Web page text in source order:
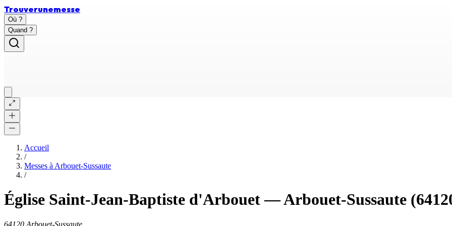
Trouverunemesse
Où ?
Quand ?
Accueil
/
Messes à Arbouet-Sussaute
/
Église Saint-Jean-Baptiste d'Arbouet—Arbouet-Sussaute
64120 Arbouet-Sussaute